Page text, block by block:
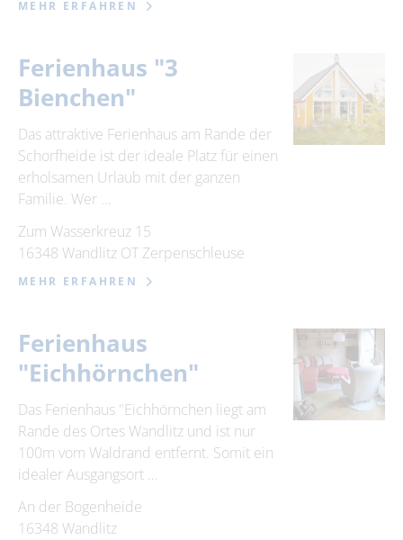
MEHR ERFAHREN
Ferienhaus "3
Bienchen"
Das attraktive Ferienhaus am Rande der
Schorfheide ist der ideale Platz für einen
erholsamen Urlaub mit der ganzen
Familie. Wer …
Zum Wasserkreuz 15
16348 Wandlitz OT Zerpenschleuse
MEHR ERFAHREN
Ferienhaus
"Eichhörnchen"
Das Ferienhaus "Eichhörnchen liegt am
Rande des Ortes Wandlitz und ist nur
100m vom Waldrand entfernt. Somit ein
idealer Ausgangsort …
An der Bogenheide
16348 Wandlitz